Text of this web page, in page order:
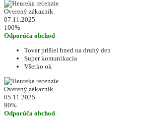
Overený zákazník
07.11.2025
100%
Odporúča obchod
Tovar prišiel hned na druhý den
Super komunikacia
Všetko ok
Overený zákazník
05.11.2025
90%
Odporúča obchod